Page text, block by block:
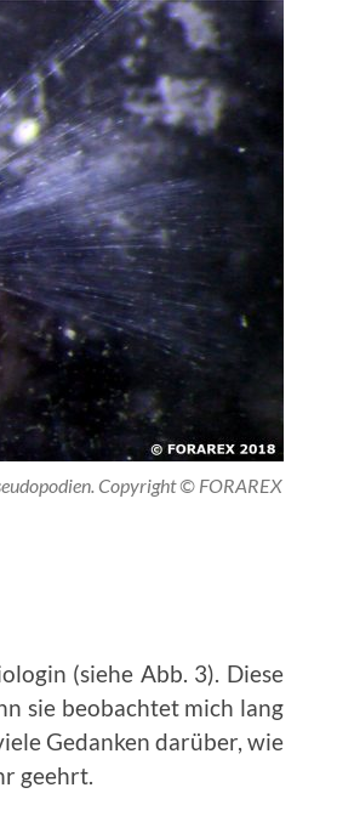
Copyright © FORAREX
(siehe Abb. 3). Diese
sie beobachtet mich lang
Gedanken darüber, wie
geehrt.